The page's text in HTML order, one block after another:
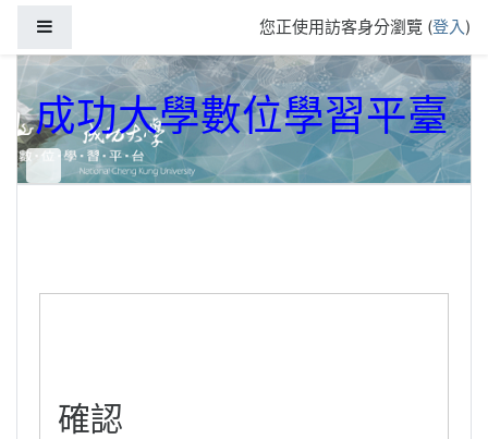
您正使用訪客身分瀏覽 (登入)
成功大學數位學習平臺
確認